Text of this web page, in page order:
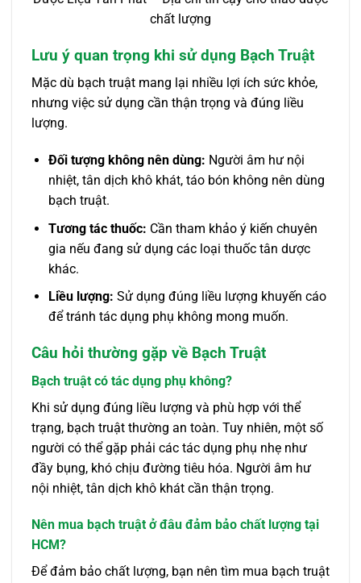
chất lượng
Lưu ý quan trọng khi sử dụng Bạch Truật
Mặc dù bạch truật mang lại nhiều lợi ích sức khỏe,
nhưng việc sử dụng cần thận trọng và đúng liều
lượng.
Đối tượng không nên dùng: Người âm hư nội
nhiệt, tân dịch khô khát, táo bón không nên dùng
bạch truật.
Tương tác thuốc: Cần tham khảo ý kiến chuyên
gia nếu đang sử dụng các loại thuốc tân dược
khác.
Liều lượng: Sử dụng đúng liều lượng khuyến cáo
để tránh tác dụng phụ không mong muốn.
Câu hỏi thường gặp về Bạch Truật
Bạch truật có tác dụng phụ không?
Khi sử dụng đúng liều lượng và phù hợp với thể
trạng, bạch truật thường an toàn. Tuy nhiên, một số
người có thể gặp phải các tác dụng phụ nhẹ như
đầy bụng, khó chịu đường tiêu hóa. Người âm hư
nội nhiệt, tân dịch khô khát cần thận trọng.
Nên mua bạch truật ở đâu đảm bảo chất lượng tại
HCM?
Để đảm bảo chất lượng, bạn nên tìm mua bạch truật